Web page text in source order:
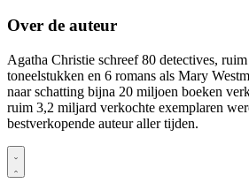
Over de auteur
Agatha Christie schreef 80 detectives,
toneelstukken en 6 romans als Mary
naar schatting bijna 20 miljoen boeken
ruim 3,2 miljard verkochte exemplaren
bestverkopende auteur aller tijden.